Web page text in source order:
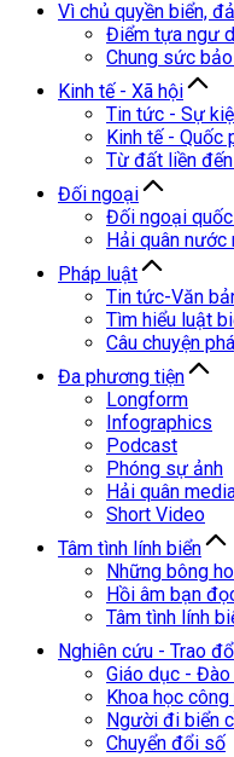
Vì chủ quyền biển,
Điểm tựa ngư
Chung sức
Kinh tế - Xã hội
Tin tức - Sự
Kinh tế - Quốc
Từ đất liền
Đối ngoại
Đối ngoại
Hải quân nước
Pháp luật
Tin tức-Văn
Tìm hiểu luật
Câu chuyện
Đa phương tiện
Longform
Infographics
Podcast
Phóng sự ảnh
Hải quân
Short Video
Tâm tình lính biển
Những bông
Hồi âm bạn
Tâm tình lính
Nghiên cứu - Trao
Giáo dục -
Khoa học công
Người đi biển
Chuyển đổi số